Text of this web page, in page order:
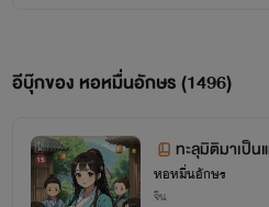
อีบุ๊กของ หอหมื่นอักษร (1496)
ทะลุมิติมาเป็น
อบครัว เล่ม
หอหมื่นอักษร
จีน